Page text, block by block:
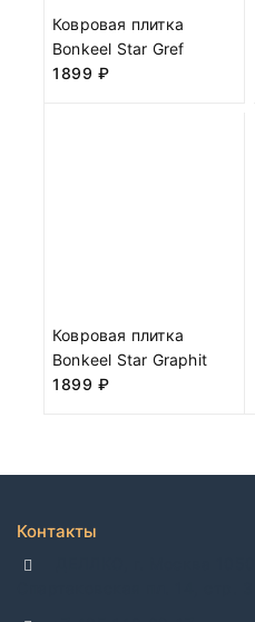
Ковровая плитка
Bonkeel Star Gref
1899 ₽
Ковровая плитка
Bonkeel Star Graphit
1899 ₽
Контакты